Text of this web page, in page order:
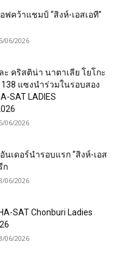
คว้าแชมป์ “สิงห์-เอสเอที”
06/2026
คริสติน่า นาตาเลีย โยโกะ
แซงนำร่วมในรอบสอง
SAT LADIES
06/2026
นเดอร์นำรอบแรก “สิงห์-เอส
ก
06/2026
SAT Chonburi Ladies
06/2026